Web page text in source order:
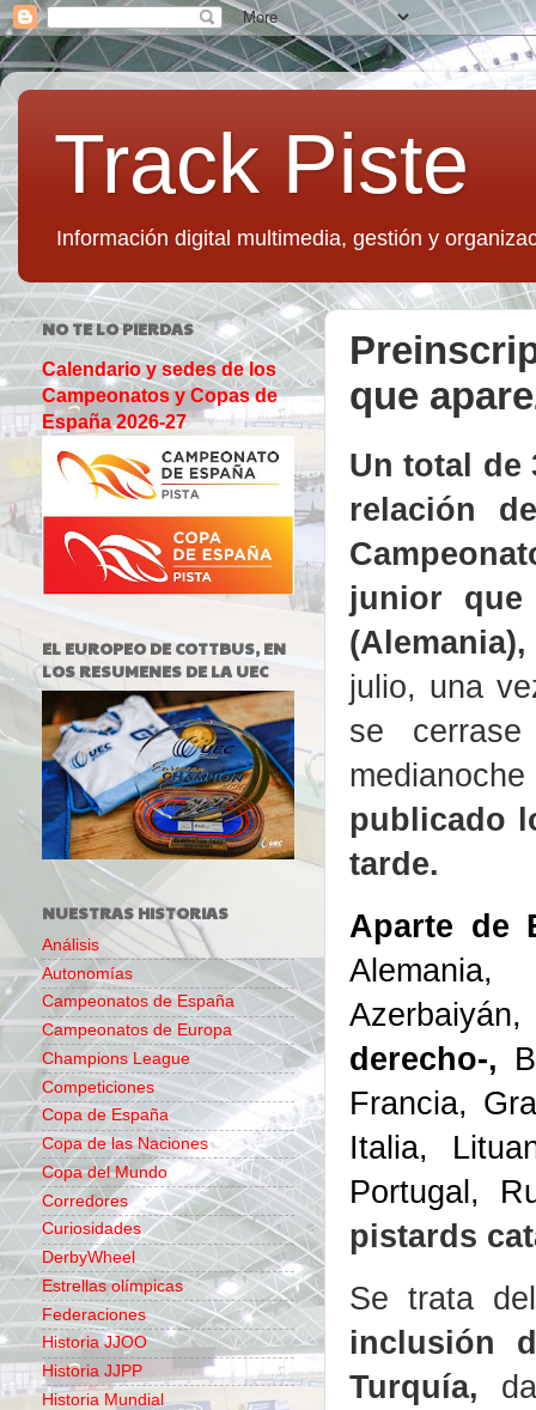
Track Piste
Información digital multimedia, gestión y
que
Un total de
relación
junior que
(Alemania
julio, una
se
publicado
tarde.
Aparte de
derecho-,
Francia,
Italia,
Portugal,
pistards
Se trata
inclusión
Turquía,
NO TE LO PIERDAS
Calendario y sedes de los
Campeonatos y Copas de
España 2026-27
EL EUROPEO DE COTTBUS, EN
LOS RESUMENES DE LA UEC
NUESTRAS HISTORIAS
Análisis
Autonomías
Campeonatos de España
Campeonatos de Europa
Champions League
Competiciones
Copa de España
Copa de las Naciones
Copa del Mundo
Corredores
Curiosidades
DerbyWheel
Estrellas olímpicas
Federaciones
Historia JJOO
Historia JJPP
Historia Mundial